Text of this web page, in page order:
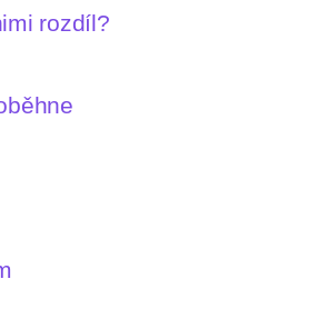
rozdíl?